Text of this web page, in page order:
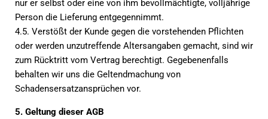
nur er selbst oder eine von ihm bevollmächtigte, volljährige
Person die Lieferung entgegennimmt.
4.5. Verstößt der Kunde gegen die vorstehenden Pflichten
oder werden unzutreffende Altersangaben gemacht, sind wir
zum Rücktritt vom Vertrag berechtigt. Gegebenenfalls
behalten wir uns die Geltendmachung von
Schadensersatzansprüchen vor.
5. Geltung dieser AGB